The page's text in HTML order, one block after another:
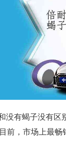
没有蝎子没有区
前，市场上最畅